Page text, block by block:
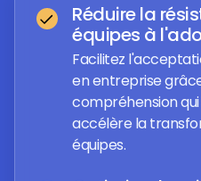
Réduire la
équipes à
Facilitez
en entreprise
compréhension
accélère la
équipes.